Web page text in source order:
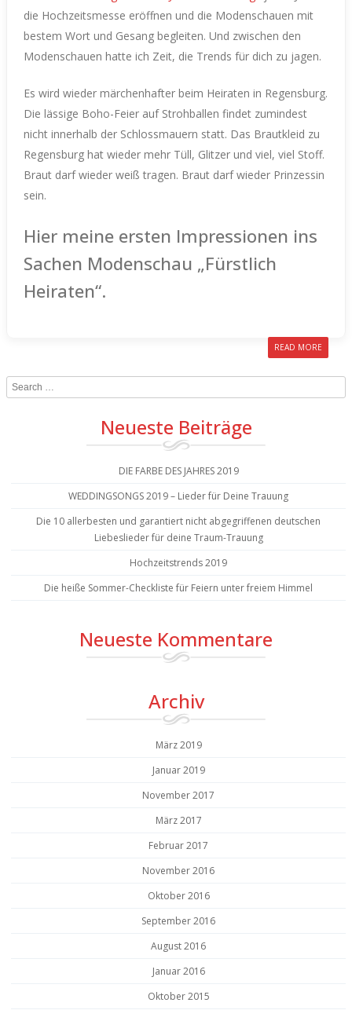
die Hochzeitsmesse eröffnen und die Modenschauen mit
bestem Wort und Gesang begleiten. Und zwischen den
Modenschauen hatte ich Zeit, die Trends für dich zu jagen.
Es wird wieder märchenhafter beim Heiraten in Regensburg.
Die lässige Boho-Feier auf Strohballen findet zumindest
nicht innerhalb der Schlossmauern statt. Das Brautkleid zu
Regensburg hat wieder mehr Tüll, Glitzer und viel, viel Stoff.
Braut darf wieder weiß tragen. Braut darf wieder Prinzessin
sein.
Hier meine ersten Impressionen ins
Sachen Modenschau „Fürstlich
Heiraten“.
READ MORE
Search
Neueste Beiträge
DIE FARBE DES JAHRES 2019
WEDDINGSONGS 2019 – Lieder für Deine Trauung
Die 10 allerbesten und garantiert nicht abgegriffenen deutschen
Liebeslieder für deine Traum-Trauung
Hochzeitstrends 2019
Die heiße Sommer-Checkliste für Feiern unter freiem Himmel
Neueste Kommentare
Archiv
März 2019
Januar 2019
November 2017
März 2017
Februar 2017
November 2016
Oktober 2016
September 2016
August 2016
Januar 2016
Oktober 2015